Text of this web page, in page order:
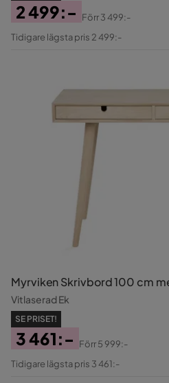
Pris
2 499:-
Original
Förr3 499:-
Tidigare lägsta pris 2 499:-
Myrviken Skrivbord 100 cm
Vitlaserad Ek
SE PRISET!
Pris
3 461:-
Original
Förr5 999:-
Tidigare lägsta pris 3 461:-